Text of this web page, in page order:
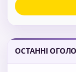
ОСТАННІ